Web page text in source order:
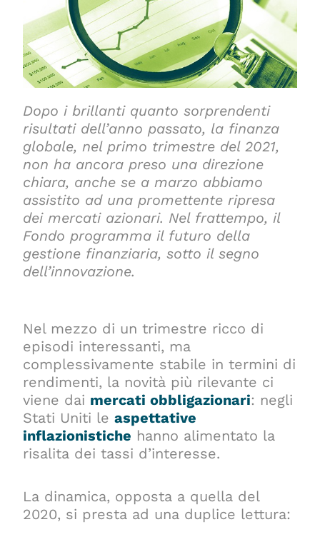
Dopo i brillanti quanto sorprendenti
risultati dell’anno passato, la finanza
globale, nel primo trimestre del 2021,
non ha ancora preso una direzione
chiara, anche se a marzo abbiamo
assistito ad una promettente ripresa
dei mercati azionari. Nel frattempo, il
Fondo programma il futuro della
gestione finanziaria, sotto il segno
dell’innovazione.
Nel mezzo di un trimestre ricco di
episodi interessanti, ma
complessivamente stabile in termini di
rendimenti, la novità più rilevante ci
viene dai mercati obbligazionari: negli
Stati Uniti leaspettative
inflazionistiche hanno alimentato la
risalita dei tassi d’interesse.
La dinamica, opposta a quella del
2020, si presta ad una duplice lettura: